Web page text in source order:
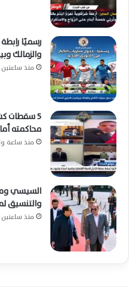
رسميًا
والزمالك
منذ ساعتين
5 سقطات
محاكمته
منذ ساعة
السيسي
والتنسيق
منذ ساعتين